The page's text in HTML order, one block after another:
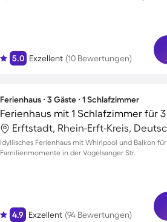
5.0 Exzellent (10 Bewertungen)
Ferienhaus ∙ 3 Gäste ∙ 1 Schlafzimmer
Ferienhaus mit 1 Schlafzimmer für
Erftstadt, Rhein-Erft-Kreis,
Idyllisches Ferienhaus mit Whirlpool und Balkon
Familienmomente in der Vogelsanger Str.
4.9 Exzellent (94 Bewertungen)